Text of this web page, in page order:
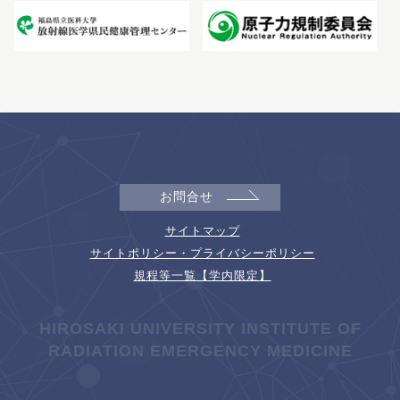
お問合せ
サイトマップ
サイトポリシー・プライバシーポリシー
規程等一覧【学内限定】
HIROSAKI UNIVERSITY INSTITUTE OF
RADIATION EMERGENCY MEDICINE